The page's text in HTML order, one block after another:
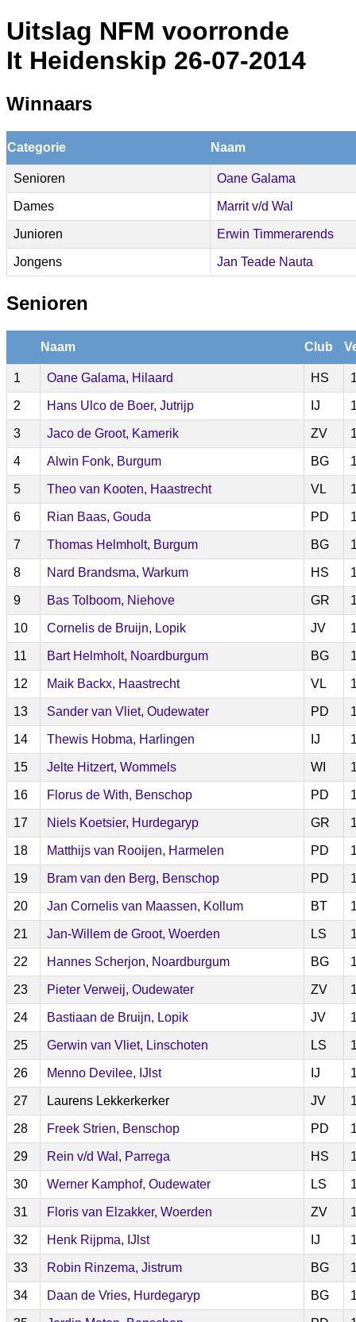
Uitslag NFM voorronde
It Heidenskip 26-07-2014
Winnaars
Categorie Naam
Senioren Oane Galama
Dames Marrit v/d Wal
Junioren Erwin Timmerarends
Jongens Jan Teade Nauta
Senioren
Naam Club
1 Oane Galama, Hilaard HS
2 Hans Ulco de Boer, Jutrijp IJ
3 Jaco de Groot, Kamerik ZV
4 Alwin Fonk, Burgum BG
5 Theo van Kooten, Haastrecht VL
6 Rian Baas, Gouda PD
7 Thomas Helmholt, Burgum BG
8 Nard Brandsma, Warkum HS
9 Bas Tolboom, Niehove GR
10 Cornelis de Bruijn, Lopik JV
11 Bart Helmholt, Noardburgum BG
12 Maik Backx, Haastrecht VL
13 Sander van Vliet, Oudewater PD
14 Thewis Hobma, Harlingen IJ
15 Jelte Hitzert, Wommels WI
16 Florus de With, Benschop PD
17 Niels Koetsier, Hurdegaryp GR
18 Matthijs van Rooijen, Harmelen PD
19 Bram van den Berg, Benschop PD
20 Jan Cornelis van Maassen, Kollum BT
21 Jan-Willem de Groot, Woerden LS
22 Hannes Scherjon, Noardburgum BG
23 Pieter Verweij, Oudewater ZV
24 Bastiaan de Bruijn, Lopik JV
25 Gerwin van Vliet, Linschoten LS
26 Menno Devilee, IJlst IJ
27 Laurens Lekkerkerker JV
28 Freek Strien, Benschop PD
29 Rein v/d Wal, Parrega HS
30 Werner Kamphof, Oudewater LS
31 Floris van Elzakker, Woerden ZV
32 Henk Rijpma, IJlst IJ
33 Robin Rinzema, Jistrum BG
34 Daan de Vries, Hurdegaryp BG